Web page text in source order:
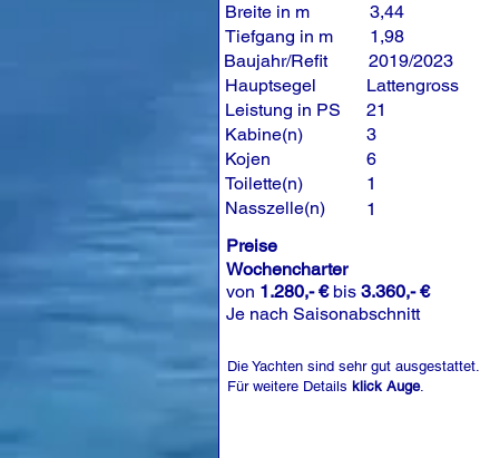
Breite in m
Tiefgang in m
Baujahr/Refit
Hauptsegel
Leistung in PS
Kabine(n)
Kojen
Toilette(n)
Nasszelle(n)
3,44
1,98
2019/2023
Lattengross
21
3
6
1
1
Preise
Wochencharter
von 1.280,- €bis 3.360,- €
Je nach Saisonabschnitt
Die Yachten sind sehr gut ausgestattet.
Für weitere Details klick Auge.